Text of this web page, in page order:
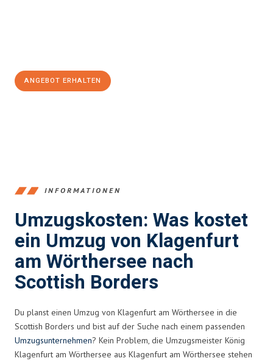
ANGEBOT ERHALTEN
INFORMATIONEN
Umzugskosten: Was kostet
ein Umzug von Klagenfurt
am Wörthersee nach
Scottish Borders
Du planst einen Umzug von Klagenfurt am Wörthersee in die
Scottish Borders und bist auf der Suche nach einem passenden
Umzugsunternehmen? Kein Problem, die Umzugsmeister König
Klagenfurt am Wörthersee aus Klagenfurt am Wörthersee stehen